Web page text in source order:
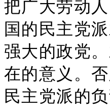
把广大劳动
国的民主党
强大的政党
在的意义。
民主党派的